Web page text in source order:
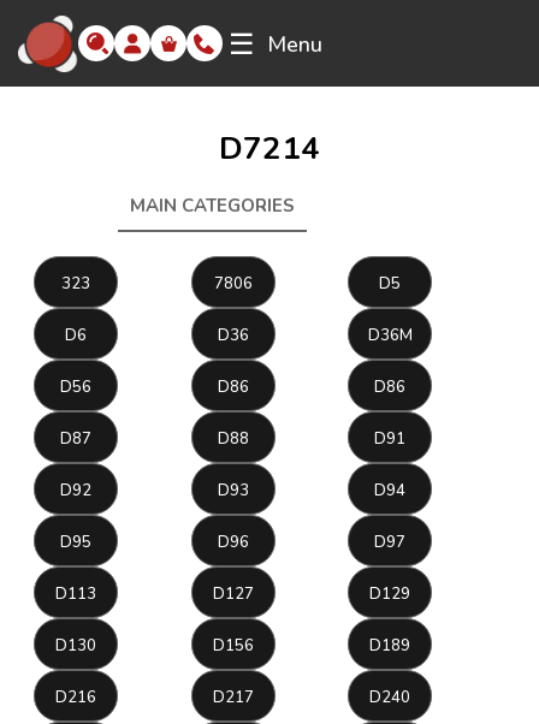
☰ Menu
D7214
MAIN CATEGORIES
323 7806 D5
D6 D36 D36M
D56 D86 D86
D87 D88 D91
D92 D93 D94
D95 D96 D97
D113 D127 D129
D130 D156 D189
D216 D217 D240